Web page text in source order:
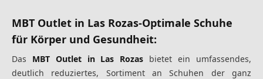
MBT Outlet in Las Rozas-Optimale Schuhe
für Körper und Gesundheit:
Das MBT Outlet in Las Rozas bietet ein umfassendes,
deutlich reduziertes, Sortiment an Schuhen der ganz